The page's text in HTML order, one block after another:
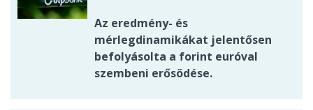
Az eredmény- és
mérlegdinamikákat jelentősen
befolyásolta a forint euróval
szembeni erősödése.